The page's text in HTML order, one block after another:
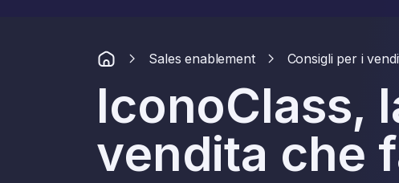
Sales enablement Consigli per i
IconoClass,
vendita che